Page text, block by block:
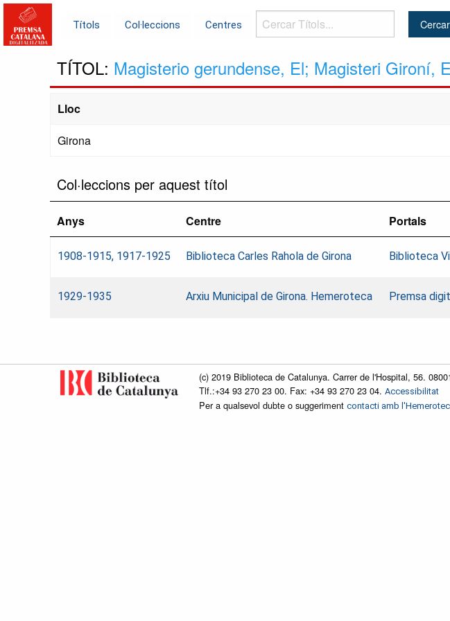
Títols Col·leccions Centres
Cercar
Títols...
TÍTOL: Magisterio gerundense, El; Magisteri Gironí,
Lloc
Girona
Col·leccions per aquest títol
Anys Centre Portals
1908-1915, 1917-1925 Biblioteca Carles Rahola de Girona Biblioteca
1929-1935 Arxiu Municipal de Girona. Hemeroteca Premsa
(c) 2019 Biblioteca de Catalunya. Carrer de l'Hospital, 56.
Tlf.:+34 93 270 23 00. Fax: +34 93 270 23 04. Accessibilitat
Per a qualsevol dubte o suggeriment contacti amb